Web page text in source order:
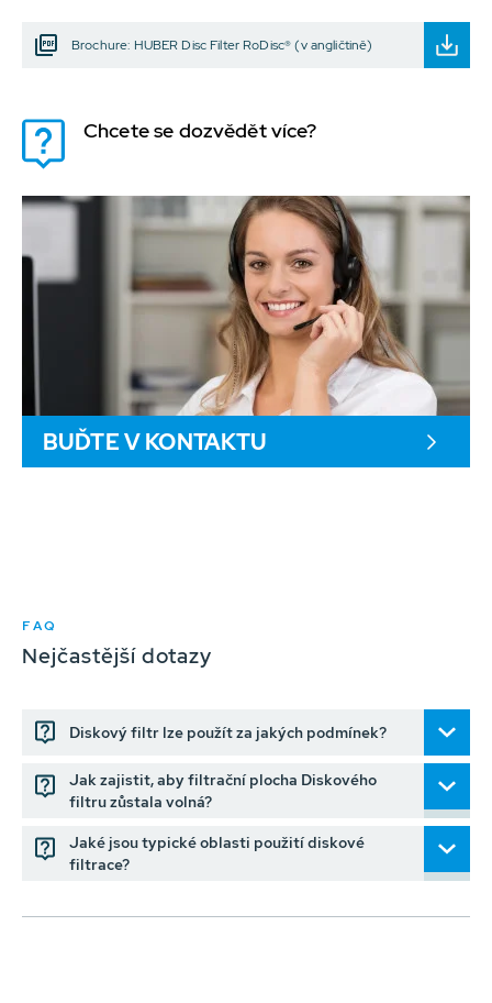
Brochure: HUBER Disc Filter RoDisc® (v angličtině)
Chcete se dozvědět více?
BUĎTE V KONTAKTU
FAQ
Nejčastější dotazy
Diskový filtr lze použít za jakých podmínek?
Jak zajistit, aby filtrační plocha Diskového
filtru zůstala volná?
Jaké jsou typické oblasti použití diskové
filtrace?